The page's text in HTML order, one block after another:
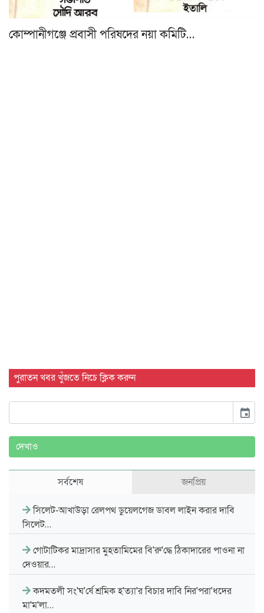
কোম্পানীগঞ্জে প্রবাসী পরিষদের নয়া কমিটি…
পুরাতন খবর খুঁজতে নিচে ক্লিক করুন
event
দেখাও
সর্বশেষ জনপ্রিয়
সিলেট-আখাউড়া রেলপথ ডুয়েলগেজ ডাবল লাইন করার দাবি
সিলেট…
গোটাটিকর মাদ্রাসার মুহতামিমের বি'রু'দ্ধে ঠিকাদারের পাওনা না
দেওয়ার…
কদমতলী সং'ঘ'র্ষে শ্রমিক হ'ত্যা'র বিচার দাবি নির'পরা'ধদের
মা'ম'লা…